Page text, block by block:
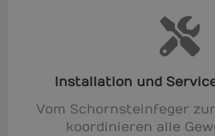
Installation und
Vom Schornsteinfeger
koordinieren alle